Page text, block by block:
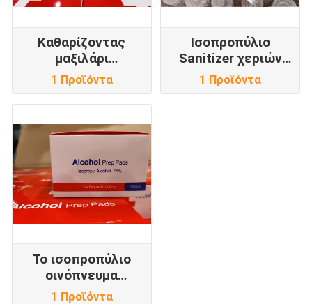
Καθαρίζοντας
μαξιλάρι
οινοπνεύματος
1 Προϊόντα
Ισοπροπύλιο
Sanitizer χεριών
#Alcohol
1 Προϊόντα
Το ισοπροπύλιο
οινόπνευμα
σκουπίζει
1 Προϊόντα